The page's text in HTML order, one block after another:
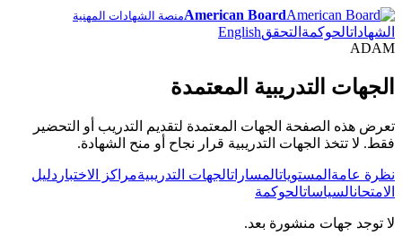
American Boardمنصة الشهادات المهنية
الشهاداتالحوكمة التحققEnglish
ADAM
الجهات التدريبية المعتمدة
تعرض هذه الصفحة الجهات المعتمدة لتقديم التدريب أو التحضير
فقط. لا تتخذ الجهات التدريبية قرار نجاح أو منح الشهادة.
نظرة عامة المستوياتالمساراتالجهات التدريبيةمراكز الاختبار دليل
الامتحانالسياساتالحوكمة
لا توجد جهات منشورة بعد.